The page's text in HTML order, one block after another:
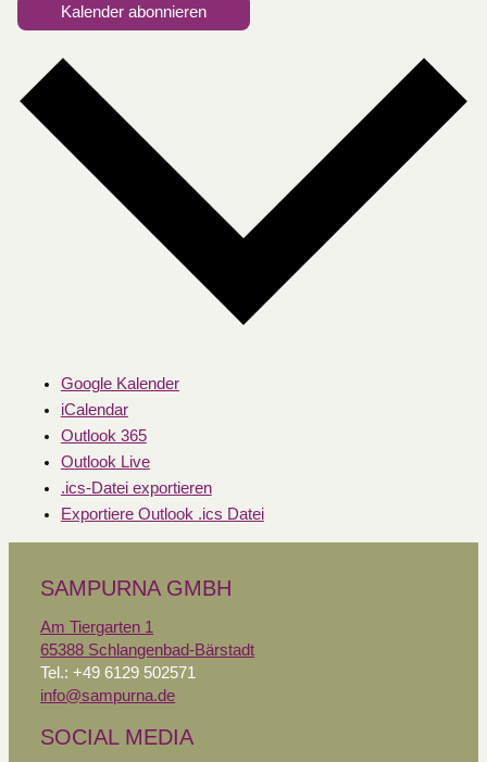
Kalender abonnieren
Google Kalender
iCalendar
Outlook 365
Outlook Live
.ics-Datei exportieren
Exportiere Outlook .ics Datei
SAMPURNA GMBH
Am Tiergarten 1
65388 Schlangenbad-Bärstadt
Tel.: +49 6129 502571
info@sampurna.de
SOCIAL MEDIA